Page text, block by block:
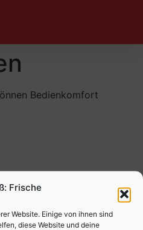
Frische
Website. Einige von ihnen sind
diese Website und deine
Bedienkomfort
genügen.